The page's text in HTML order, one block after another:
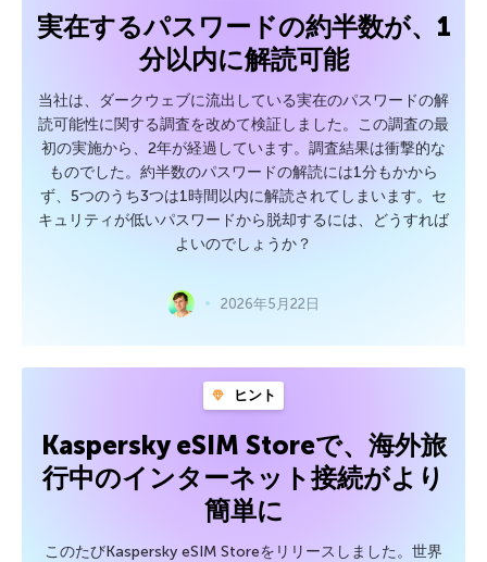
実在するパスワードの約半数が、1
分以内に解読可能
当社は、ダークウェブに流出している実在のパスワードの解
読可能性に関する調査を改めて検証しました。この調査の最
初の実施から、2年が経過しています。調査結果は衝撃的な
ものでした。約半数のパスワードの解読には1分もかから
ず、5つのうち3つは1時間以内に解読されてしまいます。セ
キュリティが低いパスワードから脱却するには、どうすれば
よいのでしょうか？
2026年5月22日
ヒント
Kaspersky eSIM Storeで、海外旅
行中のインターネット接続がより
簡単に
このたびKaspersky eSIM Storeをリリースしました。世界